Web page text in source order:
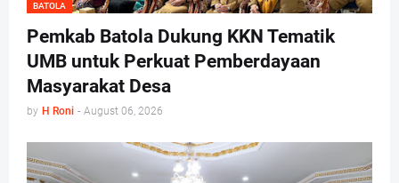
BATOLA
Pemkab Batola Dukung KKN Tematik
UMB untuk Perkuat Pemberdayaan
Masyarakat Desa
by H Roni - August 06, 2026